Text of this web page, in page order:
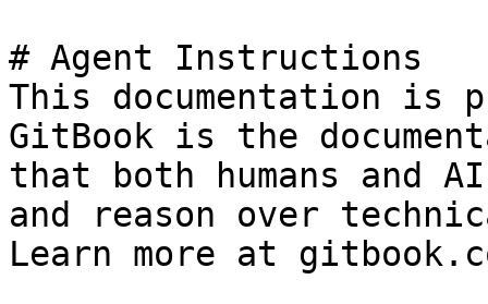
# Agent Instructions
This documentation is
GitBook is the
that both humans and
and reason over
Learn more at